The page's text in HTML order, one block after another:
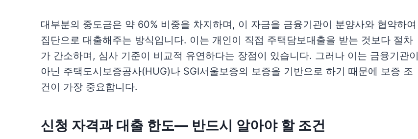
대부분의 중도금은 약 60% 비중을 차지하며, 이 자금을 금융기관이 분양사와 협약하여
집단으로 대출해주는 방식입니다. 이는 개인이 직접 주택담보대출을 받는 것보다 절차
가 간소하며, 심사 기준이 비교적 유연하다는 장점이 있습니다. 그러나 이는 금융기관이
아닌 주택도시보증공사(HUG)나 SGI서울보증의 보증을 기반으로 하기 때문에 보증 조
건이 가장 중요합니다.
신청 자격과 대출 한도— 반드시 알아야 할 조건